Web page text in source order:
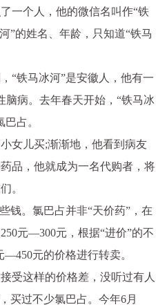
一个人，他的微信名叫作“铁
”的姓名、年龄，只知道“铁马
“铁马冰河”是安徽人，他有一
脑病。去年春天开始，“铁马冰
占。
女儿买;渐渐地，他看到病友
品，他就成为一名代购者，将
。
钱。氯巴占并非“天价药”，在
元—300元，根据“进价”的不
—450元的价格进行转卖。
受这样的价格差，没听过有人
买过不少氯巴占。今年6月